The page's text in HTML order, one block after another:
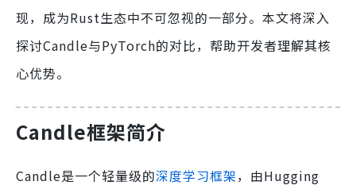
现，成为Rust生态中不可忽视的一部分。本文将深入
探讨Candle与PyTorch的对比，帮助开发者理解其核
心优势。
Candle框架简介
Candle是一个轻量级的深度学习框架，由Hugging